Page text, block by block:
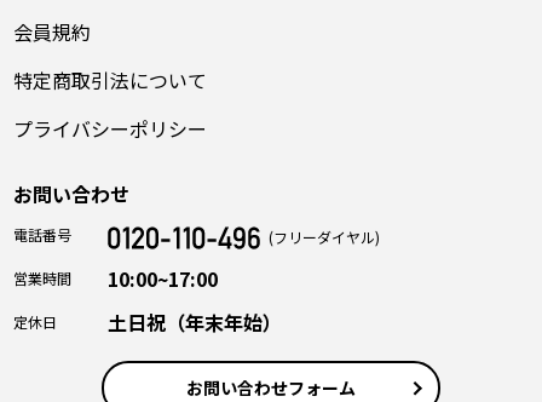
会員規約
特定商取引法について
プライバシーポリシー
お問い合わせ
電話番号
(フリーダイヤル)
営業時間
10:00~17:00
定休日 土日祝（年末年始）
お問い合わせフォーム